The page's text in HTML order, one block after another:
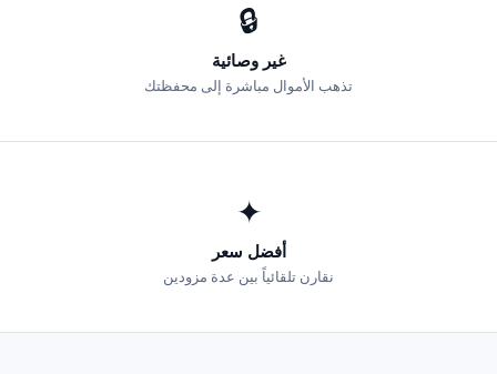
🔒
غير وصائية
تذهب الأموال مباشرة إلى محفظتك
✦
أفضل سعر
نقارن تلقائياً بين عدة مزودين